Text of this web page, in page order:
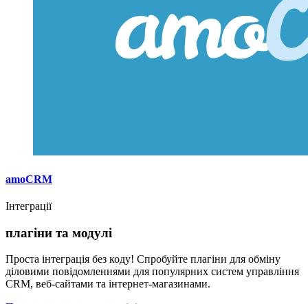
amoCRM
Інтеграції
плагіни та модулі
Проста інтеграція без коду! Спробуйте плагіни для обміну
діловими повідомленнями для популярних систем управління
CRM, веб-сайтами та інтернет-магазинами.